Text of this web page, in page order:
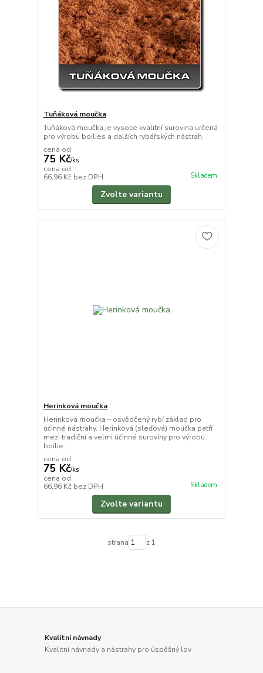
Tuňáková moučka
Tuňáková moučka je vysoce kvalitní surovina určená
pro výrobu boilies a dalších rybářských nástrah.
cena od
75 Kč/ks
cena od
66,96 Kč bez DPH Skladem
Zvolte variantu
Herinková moučka
Herinková moučka – osvědčený rybí základ pro
účinné nástrahy. Herinková (sleďová) moučka patří
mezi tradiční a velmi účinné suroviny pro výrobu
boilie...
cena od
75 Kč/ks
cena od
66,96 Kč bez DPH Skladem
Zvolte variantu
strana z 1
Kvalitní návnady
Kvalitní návnady a nástrahy pro úspěšný lov